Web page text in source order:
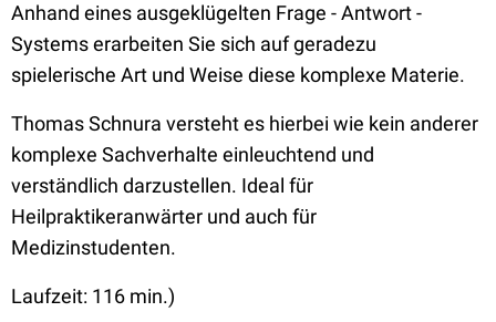
Anhand eines ausgeklügelten Frage - Antwort -
Systems erarbeiten Sie sich auf geradezu
spielerische Art und Weise diese komplexe Materie.
Thomas Schnura versteht es hierbei wie kein anderer
komplexe Sachverhalte einleuchtend und
verständlich darzustellen. Ideal für
Heilpraktikeranwärter und auch für
Medizinstudenten.
Laufzeit: 116 min.)